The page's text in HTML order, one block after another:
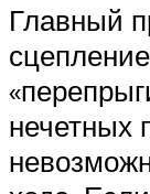
Главный
нечетных